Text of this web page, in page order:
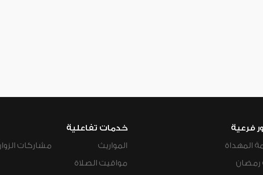
فرعية
المهداة
رمضان
خدمات تفاعلية
المواريث
مواقيت الصلاة
مشاركات الزوار